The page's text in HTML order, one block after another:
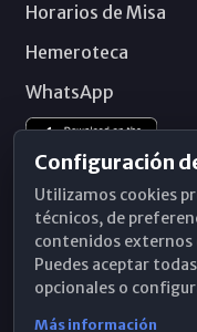
Horarios de Misa
Hemeroteca
WhatsApp
Configuración
Utilizamos cookies
técnicos, de
contenidos externos
Puedes aceptar
opcionales o
Más información